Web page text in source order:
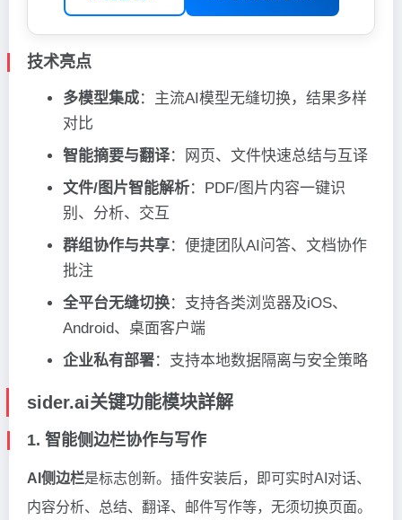
技术亮点
多模型集成：主流AI模型无缝切换，结果多样
对比
智能摘要与翻译：网页、文件快速总结与互译
文件/图片智能解析：PDF/图片内容一键识
别、分析、交互
群组协作与共享：便捷团队AI问答、文档协作
批注
全平台无缝切换：支持各类浏览器及iOS、
Android、桌面客户端
企业私有部署：支持本地数据隔离与安全策略
sider.ai关键功能模块詳解
1. 智能侧边栏协作与写作
AI侧边栏是标志创新。插件安装后，即可实时AI对话、
内容分析、总结、翻译、邮件写作等，无须切换页面。